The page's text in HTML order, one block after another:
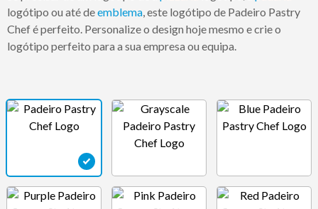
logótipo ou até deemblema, este logótipo de Padeiro Pastry
Chef é perfeito. Personalize o design hoje mesmo e crie o
logótipo perfeito para a sua empresa ou equipa.